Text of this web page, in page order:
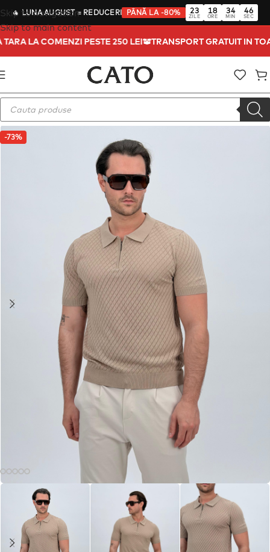
🔥 LUNA AUGUST= REDUCERI PÂNĂ LA -80% 23
ZILE
18
ORE
34
MIN
45
SEC
Skip to navigation
Skip to main content
TARA LA COMENZI PESTE 250 LEI TRANSPORT GRATUIT IN
-73%